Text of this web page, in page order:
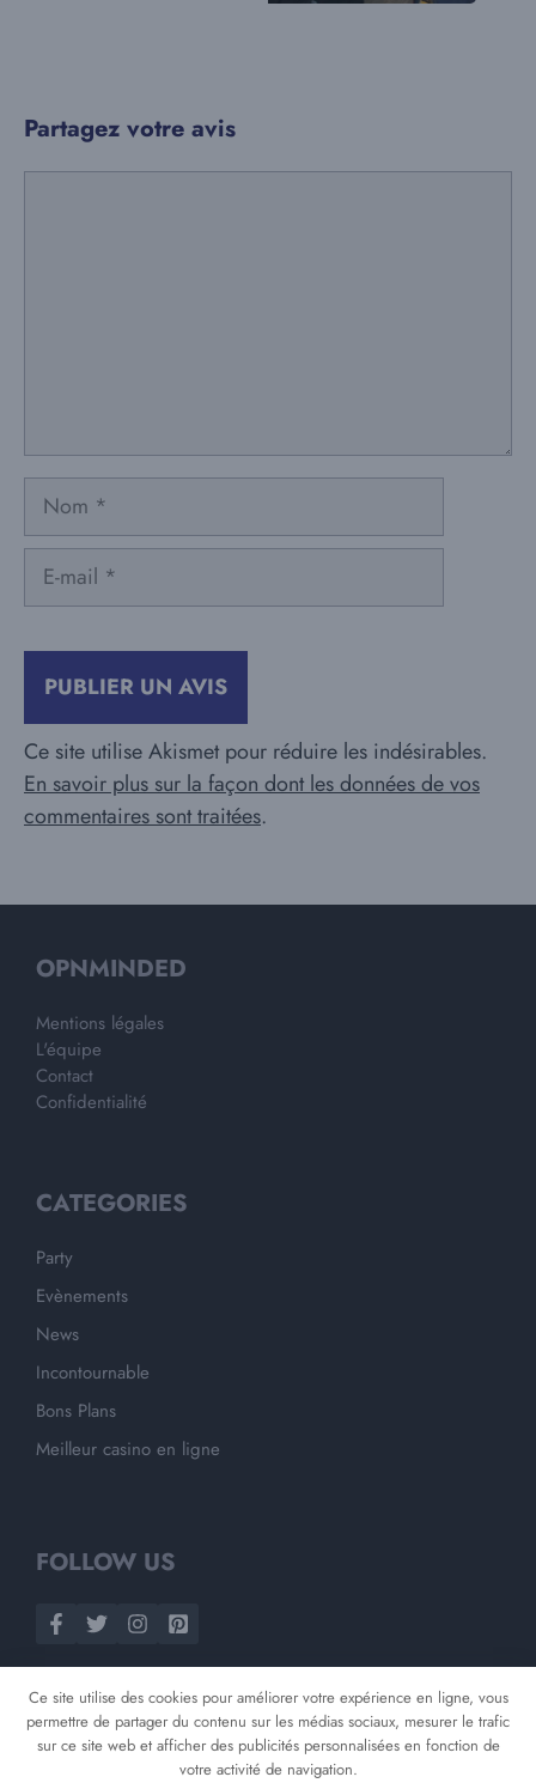
Partagez votre avis
Nom
mail
Ce site utilise Akismet pour réduire les indésirables.
En savoir plus sur la façon dont les données de vos
commentaires sont traitées.
OPNMINDED
Mentions légales
L'équipe
Contact
Confidentialité
CATEGORIES
Party
Evènements
News
Incontournable
Bons Plans
Meilleur casino en ligne
FOLLOW US
Ce site utilise des cookies pour améliorer votre expérience en ligne, vous
permettre de partager du contenu sur les médias sociaux, mesurer le trafic
sur ce site web et afficher des publicités personnalisées en fonction de
votre activité de navigation.